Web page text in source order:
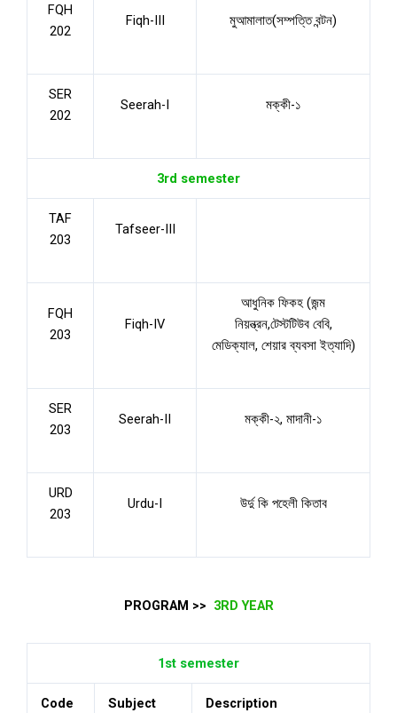
FQH
202
Fiqh-III মুআমালাত(সম্পত্তি বন্টন)
SER
202
Seerah-I মক্কী-১
3rd semester
TAF
203
Tafseer-III
FQH
203
Fiqh-IV
আধুনিক ফিকহ (জন্ম
নিয়ন্ত্রন,টেস্টটিউব বেবি,
মেডিক্যাল, শেয়ার ব্যবসা ইত্যাদি)
SER
203
Seerah-II মক্কী-২, মাদানী-১
URD
203
Urdu-I উর্দু কি পহেলী কিতাব
PROGRAM >> 3RD YEAR
1st semester
Code Subject Description